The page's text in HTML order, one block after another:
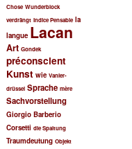
Chose Wunderblock
verdrängt Indice Pensable la
langue Lacan
Art Gondek
préconscient
Kunst wie Vanier-
drüssel Sprache mère
Sachvorstellung
Giorgio Barberio
Corsetti die Spaltung
Traumdeutung Objekt